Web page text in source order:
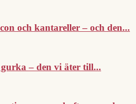
och kantareller – och den...
– den vi äter till...